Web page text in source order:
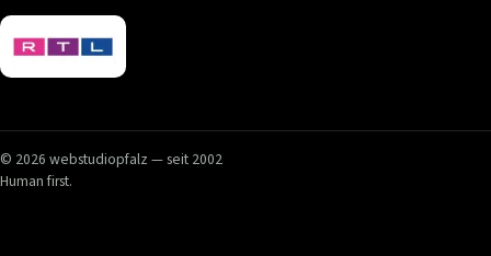
© 2026 webstudiopfalz — seit 2002
Human first.